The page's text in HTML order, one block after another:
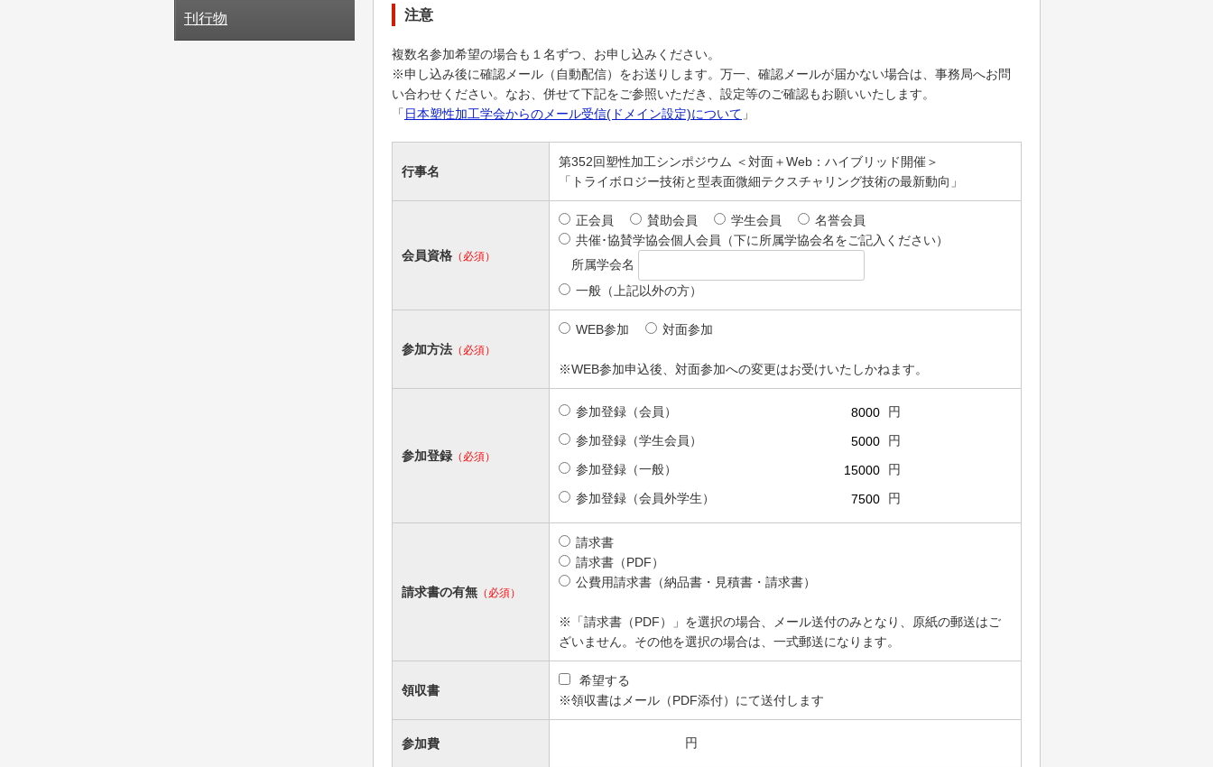
注意
複数名参加希望の場合も１名ずつ、お申し込みください。
※申し込み後に確認メール（自動配信）をお送りします。万一、確認メールが届かない場合は、事務局へお問
い合わせください。なお、併せて下記をご参照いただき、設定等のご確認もお願いいたします。
「 日本塑性加工学会からのメール受信(ドメイン設定)について 」
行事名
第352回塑性加工シンポジウム ＜対面＋Web：ハイブリッド開催＞
「トライボロジー技術と型表面微細テクスチャリング技術の最新動向」
会員資格 （必須）
正会員 賛助会員 学生会員
名誉会員
共催･協賛学協会個人会員（下に所属学協会名をご記入ください）
所属学会名
一般（上記以外の方）
参加方法 （必須）
WEB参加 対面参加
※WEB参加申込後、対面参加への変更はお受けいたしかねます。
参加登録 （必須）
参加登録（会員） 円
参加登録（学生会員） 円
参加登録（一般） 円
参加登録（会員外学生） 円
請求書の有無 （必須）
請求書
請求書（PDF）
公費用請求書（納品書・見積書・請求書）
※「請求書（PDF）」を選択の場合、メール送付のみとなり、原紙の郵送はご
ざいません。その他を選択の場合は、一式郵送になります。
領収書
希望する
※領収書はメール（PDF添付）にて送付します
参加費 円
刊行物